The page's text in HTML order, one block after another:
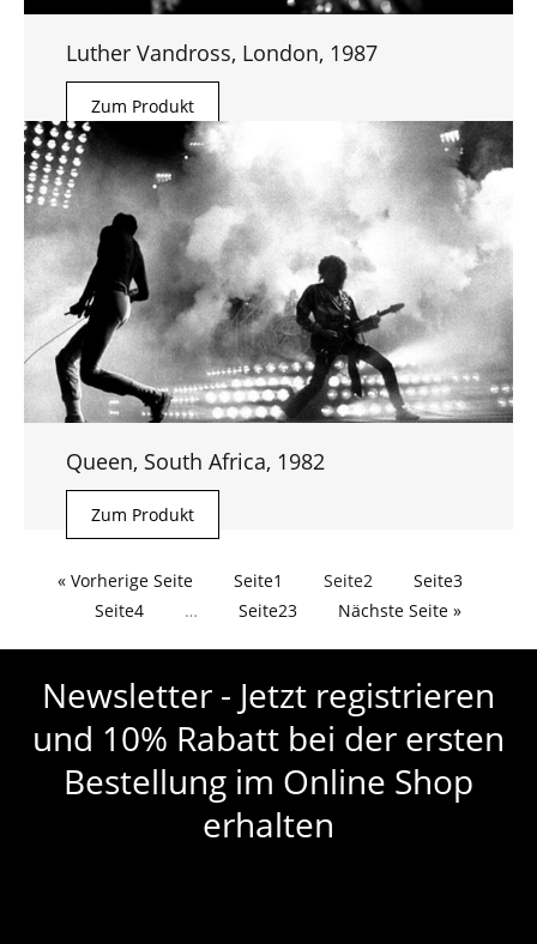
Luther Vandross, London, 1987
Zum Produkt
Queen, South Africa, 1982
Zum Produkt
« Vorherige Seite Seite1 Seite2 Seite3
Seite4 … Seite23 Nächste Seite »
Newsletter - Jetzt registrieren
und 10% Rabatt bei der ersten
Bestellung im Online Shop
erhalten